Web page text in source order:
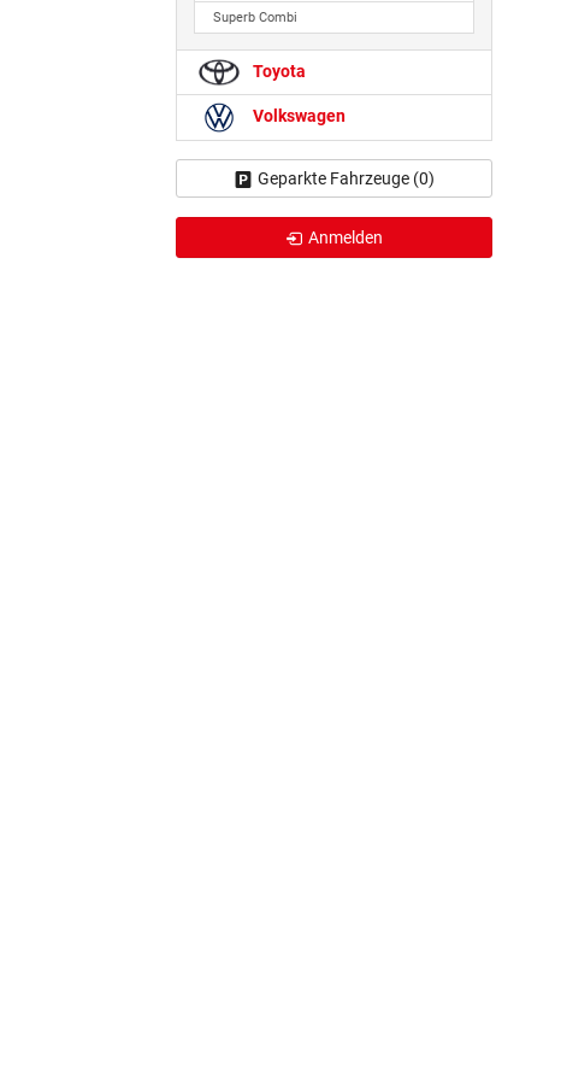
Superb Combi
Toyota
Volkswagen
Geparkte Fahrzeuge (0)
Anmelden